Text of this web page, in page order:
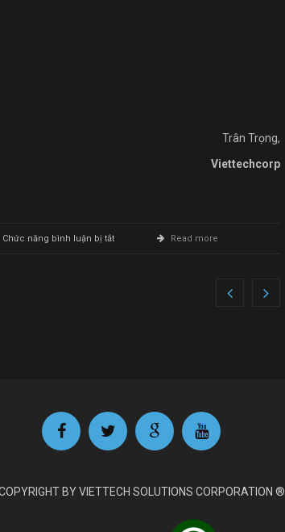
Trân Trọng,
Viettechcorp
Chức năng bình luận bị tắtở
Read more
BY VIETTECH SOLUTIONS CORPORATION ®